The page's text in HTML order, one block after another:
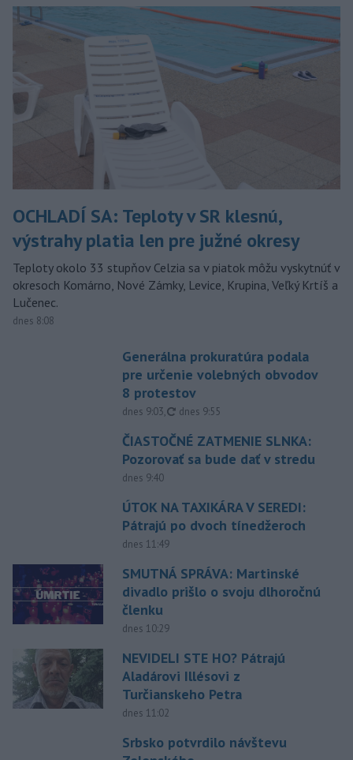
OCHLADÍ SA: Teploty v SR klesnú,
výstrahy platia len pre južné okresy
Teploty okolo 33 stupňov Celzia sa v piatok môžu vyskytnúť v
okresoch Komárno, Nové Zámky, Levice, Krupina, Veľký Krtíš a
Lučenec.
dnes 8:08
Generálna prokuratúra podala
pre určenie volebných obvodov
8 protestov
dnes 9:03, aktualizované
dnes 9:55
ČIASTOČNÉ ZATMENIE SLNKA:
Pozorovať sa bude dať v stredu
dnes 9:40
ÚTOK NA TAXIKÁRA V SEREDI:
Pátrajú po dvoch tínedžeroch
dnes 11:49
SMUTNÁ SPRÁVA: Martinské
divadlo prišlo o svoju dlhoročnú
členku
dnes 10:29
NEVIDELI STE HO? Pátrajú
Aladárovi Illésovi z
Turčianskeho Petra
dnes 11:02
Srbsko potvrdilo návštevu